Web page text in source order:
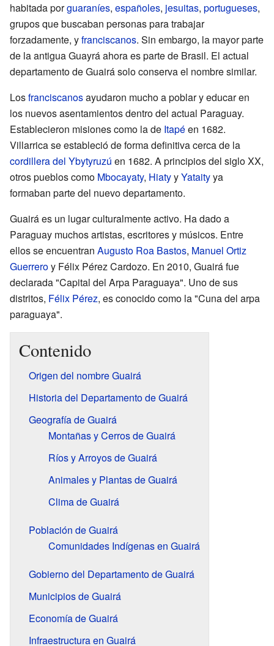
habitada porguaraníes, españoles, jesuitas, portugueses,
grupos que buscaban personas para trabajar
forzadamente, yfranciscanos. Sin embargo, la mayor parte
de la antigua Guayrá ahora es parte de Brasil. El actual
departamento de Guairá solo conserva el nombre similar.
Losfranciscanosayudaron mucho a poblar y educar en
los nuevos asentamientos dentro del actual Paraguay.
Establecieron misiones como la de Itapéen 1682.
Villarrica se estableció de forma definitiva cerca de la
cordillera del Ybytyruzú en 1682. A principios del siglo XX,
otros pueblos como Mbocayaty, HiatyyYataityya
formaban parte del nuevo departamento.
Guairá es un lugar culturalmente activo. Ha dado a
Paraguay muchos artistas, escritores y músicos. Entre
ellos se encuentran Augusto Roa Bastos, Manuel Ortiz
Guerreroy Félix Pérez Cardozo. En 2010, Guairá fue
declarada "Capital del Arpa Paraguaya". Uno de sus
distritos, Félix Pérez, es conocido como la "Cuna del arpa
paraguaya".
Contenido
Origen del nombre Guairá
Historia del Departamento de Guairá
Geografía de Guairá
Montañas y Cerros de Guairá
Ríos y Arroyos de Guairá
Animales y Plantas de Guairá
Clima de Guairá
Población de Guairá
Comunidades Indígenas en Guairá
Gobierno del Departamento de Guairá
Municipios de Guairá
Economía de Guairá
Infraestructura en Guairá